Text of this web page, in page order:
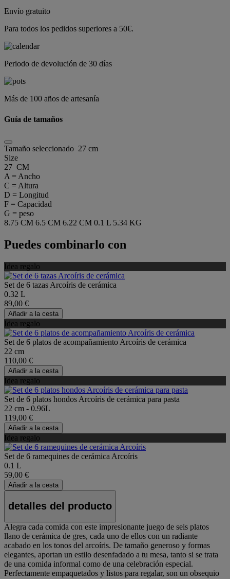
Envío gratuito
Para todos los pedidos superiores a 50€.
Periodo de devolución de 30 días
Más de 100 años de artesanía
Guía de tamaños
Tamaño seleccionado 27 cm
Size
27 CM
A = Ancho
C = Altura
D = Longitud
F = Capacidad
G = peso
8.75 CM 6.5 CM 6.22 CM 0.1 L 5.34 KG
Puedes combinarlo con
Idea regalo
Set de 6 tazas Arcoíris de cerámica
0.32 L
89,00 €
Añadir a la cesta
Idea regalo
Set de 6 platos de acompañamiento Arcoíris de cerámica
22 cm
110,00 €
Añadir a la cesta
Idea regalo
Set de 6 platos hondos Arcoíris de cerámica para pasta
22 cm - 0.96L
119,00 €
Añadir a la cesta
Idea regalo
Set de 6 ramequines de cerámica Arcoíris
0.1 L
59,00 €
Añadir a la cesta
detalles del producto
Alegra cada comida con este impresionante juego de seis platos
llano de cerámica de gres, cada uno de ellos con un radiante
acabado en los tonos del arcoíris. De tamaño generoso y formas
elegantes, aportan un estilo desenfadado a tu mesa, tanto si se trata
de una comida informal como de una celebración especial.
Perfectamente empaquetados y listos para regalar, son un obsequio